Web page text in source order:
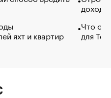
яхт и квартир
Что
для